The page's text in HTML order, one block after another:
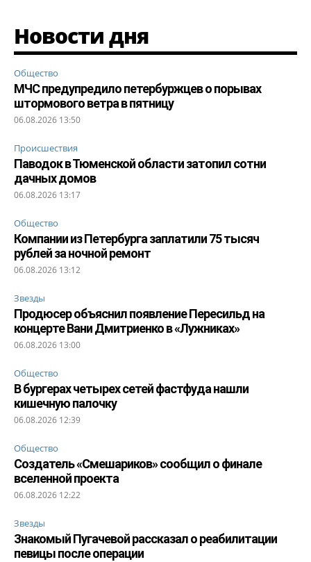
Новости дня
Общество
МЧС предупредило петербуржцев о порывах
штормового ветра в пятницу
06.08.2026 13:50
Происшествия
Паводок в Тюменской области затопил сотни
дачных домов
06.08.2026 13:17
Общество
Компании из Петербурга заплатили 75 тысяч
рублей за ночной ремонт
06.08.2026 13:12
Звезды
Продюсер объяснил появление Пересильд на
концерте Вани Дмитриенко в «Лужниках»
06.08.2026 13:00
Общество
В бургерах четырех сетей фастфуда нашли
кишечную палочку
06.08.2026 12:39
Общество
Создатель «Смешариков» сообщил о финале
вселенной проекта
06.08.2026 12:22
Звезды
Знакомый Пугачевой рассказал о реабилитации
певицы после операции